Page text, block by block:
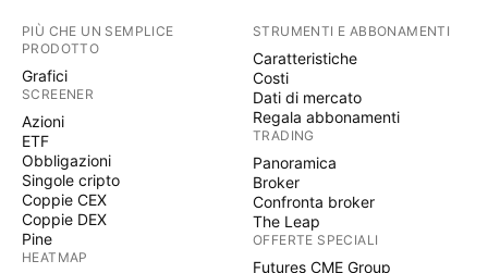
PIÙ CHE UN SEMPLICE
PRODOTTO
Grafici
SCREENER
Azioni
ETF
Obbligazioni
Singole cripto
Coppie CEX
Coppie DEX
Pine
HEATMAP
STRUMENTI E ABBONAMENTI
Caratteristiche
Costi
Dati di mercato
Regala abbonamenti
TRADING
Panoramica
Broker
Confronta broker
The Leap
OFFERTE SPECIALI
Futures CME Group